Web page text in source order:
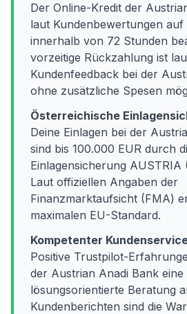
Der Online-Kredit der
laut Kundenbewertungen
innerhalb von 72 Stunden
vorzeitige Rückzahlung ist
Kundenfeedback bei der
ohne zusätzliche Spesen
Österreichische
Deine Einlagen bei der
sind bis 100.000 EUR durch
Einlagensicherung AUSTRIA
Laut offiziellen Angaben der
Finanzmarktaufsicht (FMA)
maximalen EU-Standard.
Kompetenter
Positive Trustpilot-
der Austrian Anadi Bank
lösungsorientierte Beratung
Kundenberichten sind die